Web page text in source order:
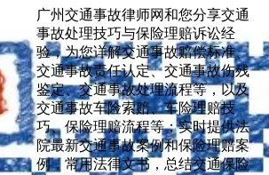
广州交通事故律师网和您分享交通
事故处理技巧与保险理赔诉讼经
验，为您详解交通事故赔偿标准、
交通事故责任认定、交通事故伤残
鉴定、交通事故处理流程等，以及
交通事故车险索赔、车险理赔技
巧、保险理赔流程等；实时提供法
院最新交通事故案例和保险理赔案
例，常用法律文书，总结交通保险